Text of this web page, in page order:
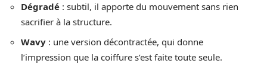
Dégradé : subtil, il apporte du mouvement sans rien
sacrifier à la structure.
Wavy : une version décontractée, qui donne
l’impression que la coiffure s’est faite toute seule.